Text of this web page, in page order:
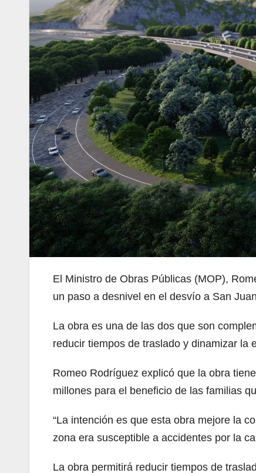
El Ministro de Obras Públicas (MOP),
un paso a desnivel en el desvío a San
La obra es una de las dos que son
reducir tiempos de traslado y dinamizar la
Romeo Rodríguez explicó que la obra
millones para el beneficio de las familias
“La intención es que esta obra mejore la
zona era susceptible a accidentes por la
La obra permitirá reducir tiempos de